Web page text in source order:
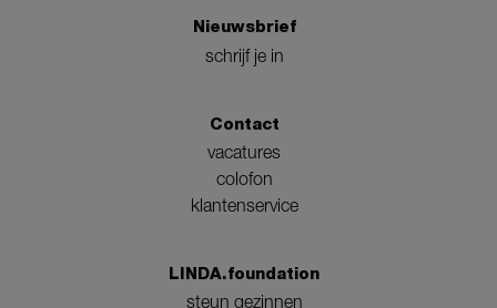
Nieuwsbrief
schrijf je in
Contact
vacatures
colofon
klantenservice
LINDA.foundation
steun gezinnen